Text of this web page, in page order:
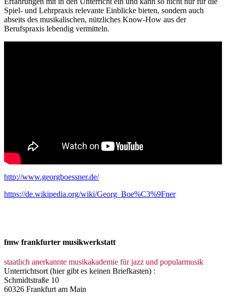
Spiel- und Lehrpraxis relevante Einblicke bieten, sondern auch
abseits des musikalischen, nützliches Know-How aus der
Berufspraxis lebendig vermitteln.
http://www.georgboessner.de/
https://de.wikipedia.org/wiki/Georg_Boe%C3%9Fner
fmw frankfurter musikwerkstatt
staatlich anerkannte musikakademie für jazz und popularmusik
Unterrichtsort (hier gibt es keinen Briefkasten) :
Schmidtstraße 10
60326 Frankfurt am Main